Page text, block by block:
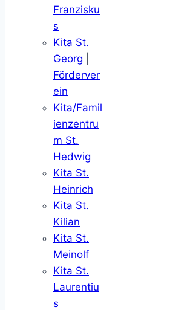
Franzisku
s
Kita St.
Georg
Förderver
ein
Kita/Famil
ienzentru
m St.
Hedwig
Kita St.
Heinrich
Kita St.
Kilian
Kita St.
Meinolf
Kita St.
Laurentiu
s